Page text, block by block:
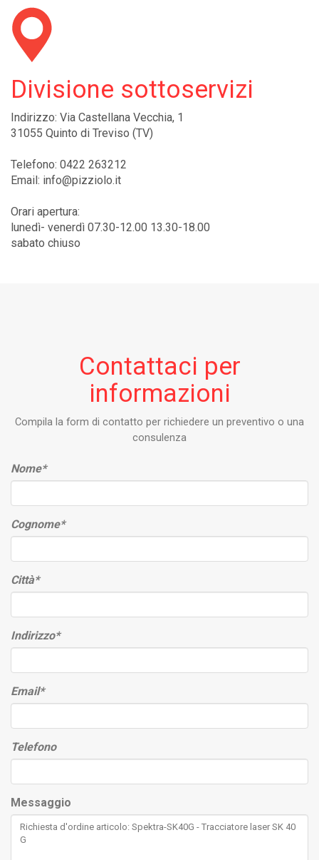
Divisione sottoservizi
Indirizzo: Via Castellana Vecchia, 1
31055 Quinto di Treviso (TV)
Telefono: 0422 263212
Email: info@pizziolo.it
Orari apertura:
lunedì- venerdì 07.30-12.00 13.30-18.00
sabato chiuso
Contattaci per
informazioni
Compila la form di contatto per richiedere un preventivo o una
consulenza
Nome*
Cognome*
Città*
Indirizzo*
Email*
Telefono
Messaggio